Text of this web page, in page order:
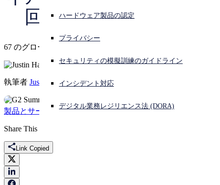
サイバー攻撃を受けている場合、連絡先はこちら
日本語 Open language switcher
ハードウェア製品の認定
プライバシー
セキュリティの模擬訓練のガイドライン
インシデント対応
デジタル業務レジリエンス法 (DORA)
回連続総合 1 位に選出
67 のグローバルレポートで第 1 位にランクイン
執筆者 Justin Han
製品とサービス
Share This
Link Copied